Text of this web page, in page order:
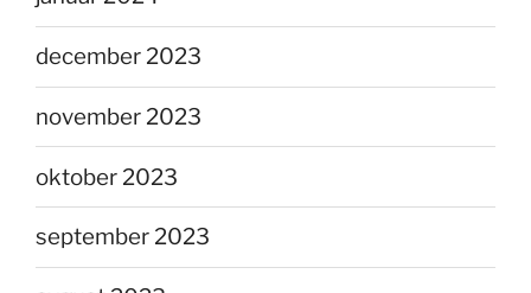
december 2023
november 2023
oktober 2023
september 2023